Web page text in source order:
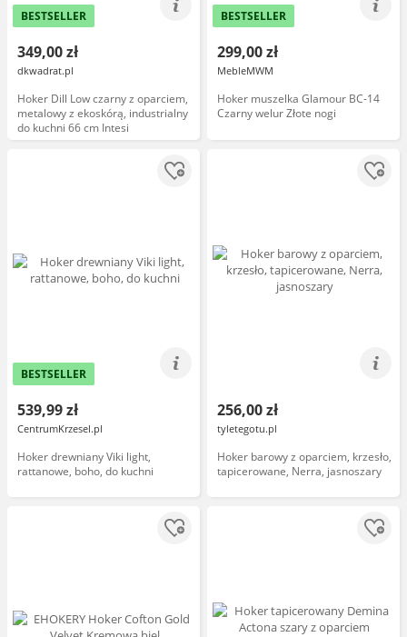
BESTSELLER
349,00 zł
dkwadrat.pl
Hoker Dill Low czarny z oparciem,
metalowy z ekoskórą, industrialny
do kuchni 66 cm Intesi
BESTSELLER
299,00 zł
MebleMWM
Hoker muszelka Glamour BC-14
Czarny welur Złote nogi
BESTSELLER
539,99 zł
CentrumKrzesel.pl
Hoker drewniany Viki light,
rattanowe, boho, do kuchni
256,00 zł
tyletegotu.pl
Hoker barowy z oparciem, krzesło,
tapicerowane, Nerra, jasnoszary